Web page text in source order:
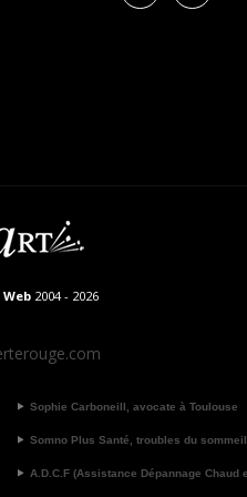
2004 - 2026
Sophie Carboneill, avocate à Toulouse
Somno Plus Santé, troubles du sommeil
A.D.C.F (Assistance Dépannage Chaud